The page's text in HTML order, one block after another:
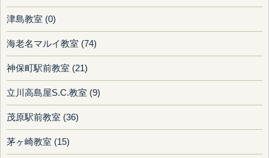
津島教室 (0)
海老名マルイ教室 (74)
神保町駅前教室 (21)
立川高島屋S.C.教室 (9)
茂原駅前教室 (36)
茅ヶ崎教室 (15)